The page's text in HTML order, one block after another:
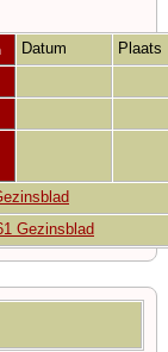
Datum Plaats
Gezinsblad